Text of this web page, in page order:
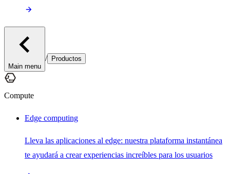
Main menu
/ Productos
Compute
Edge computing
Lleva las aplicaciones al edge: nuestra plataforma instantánea
te ayudará a crear experiencias increíbles para los usuarios